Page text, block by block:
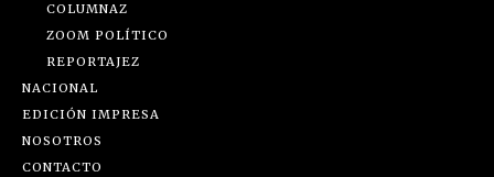
COLUMNAZ
ZOOM POLÍTICO
REPORTAJEZ
NACIONAL
EDICIÓN IMPRESA
NOSOTROS
CONTACTO